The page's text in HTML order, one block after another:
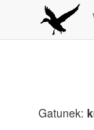
Gatunek: